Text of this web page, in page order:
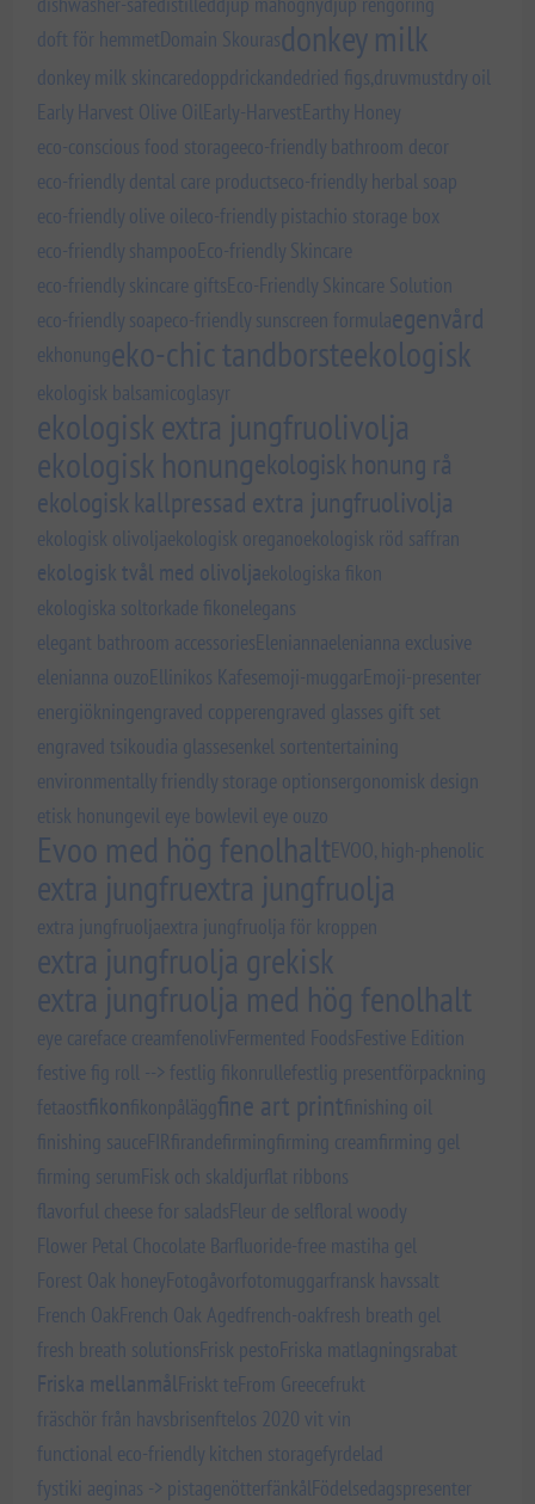
doft för hemmetDomain Skourasdonkey milk
donkey milk skincaredoppdrickandedried figs,druvmustdry oil
Early Harvest Olive OilEarly-HarvestEarthy Honey
eco-conscious food storageeco-friendly bathroom decor
eco-friendly dental care productseco-friendly herbal soap
eco-friendly olive oileco-friendly pistachio storage box
eco-friendly shampooEco-friendly Skincare
eco-friendly skincare giftsEco-Friendly Skincare Solution
eco-friendly soapeco-friendly sunscreen formulaegenvård
ekhonungeko-chic tandborsteekologisk
ekologisk balsamicoglasyr
ekologisk extra jungfruolivolja
ekologisk honungekologisk honung rå
ekologisk kallpressad extra jungfruolivolja
ekologisk olivoljaekologisk oreganoekologisk röd saffran
ekologisk tvål med olivoljaekologiska fikon
ekologiska soltorkade fikonelegans
elegant bathroom accessoriesEleniannaelenianna exclusive
elenianna ouzoEllinikos Kafesemoji-muggarEmoji-presenter
energiökningengraved copperengraved glasses gift set
engraved tsikoudia glassesenkel sortentertaining
environmentally friendly storage optionsergonomisk design
etisk honungevil eye bowlevil eye ouzo
Evoo med hög fenolhaltEVOO, high-phenolic
extra jungfruextra jungfruolja
extra jungfruoljaextra jungfruolja för kroppen
extra jungfruolja grekisk
extra jungfruolja med hög fenolhalt
eye careface creamfenolivFermented FoodsFestive Edition
festive fig roll --> festlig fikonrullefestlig presentförpackning
fetaostfikonfikonpåläggfine art printfinishing oil
finishing sauceFIRfirandefirmingfirming creamfirming gel
firming serum Fisk och skaldjurflat ribbons
flavorful cheese for saladsFleur de selfloral woody
Flower Petal Chocolate Barfluoride-free mastiha gel
Forest Oak honeyFotogåvorfotomuggarfransk havssalt
French OakFrench Oak Agedfrench-oakfresh breath gel
fresh breath solutionsFrisk pestoFriska matlagningsrabat
Friska mellanmålFriskt teFrom Greecefrukt
fräschör från havsbrisenftelos 2020 vit vin
functional eco-friendly kitchen storagefyrdelad
fystiki aeginas -> pistagenötterfänkålFödelsedagspresenter